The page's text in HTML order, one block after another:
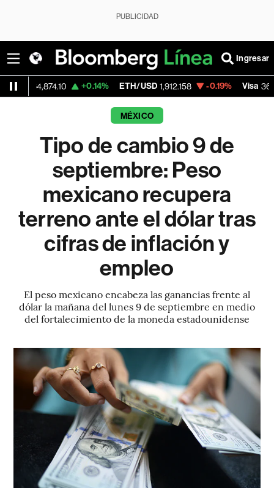
PUBLICIDAD
Ingresar
+0.14% ETH/USD 1,912.158 -0.19% Visa 368.54 -
MÉXICO
Tipo de cambio 9 de
septiembre: Peso
mexicano recupera
terreno ante el dólar tras
cifras de inflación y
empleo
El peso mexicano encabeza las ganancias frente al
dólar la mañana del lunes 9 de septiembre en medio
del fortalecimiento de la moneda estadounidense